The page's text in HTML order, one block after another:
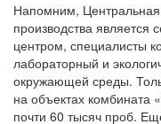
Напомним,
производства является
центром, специалисты
лабораторный и
окружающей среды.
на объектах комбината
почти 60 тысяч проб.